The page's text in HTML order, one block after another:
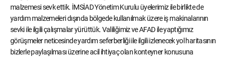
malzemesi sevk ettik. İMSİAD Yönetim Kurulu üyelerimiz ile birlikte de
yardım malzemeleri dışında bölgede kullanılmak üzere iş makinalarının
sevki ile ilgili çalışmalar yürüttük. Valiliğimiz ve AFAD ile yaptığımız
görüşmeler neticesinde yardım seferberliği ile ilgili izlenecek yol haritasının
bizlerle paylaşılması üzerine acil ihtiyaç olan konteyner konusuna